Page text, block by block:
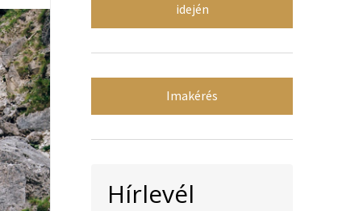
idején
Imakérés
Hírlevél